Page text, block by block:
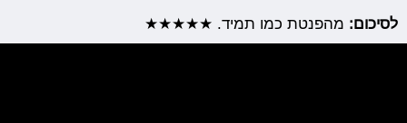
לסיכום: מהפנטת כמו תמיד. ★★★★★